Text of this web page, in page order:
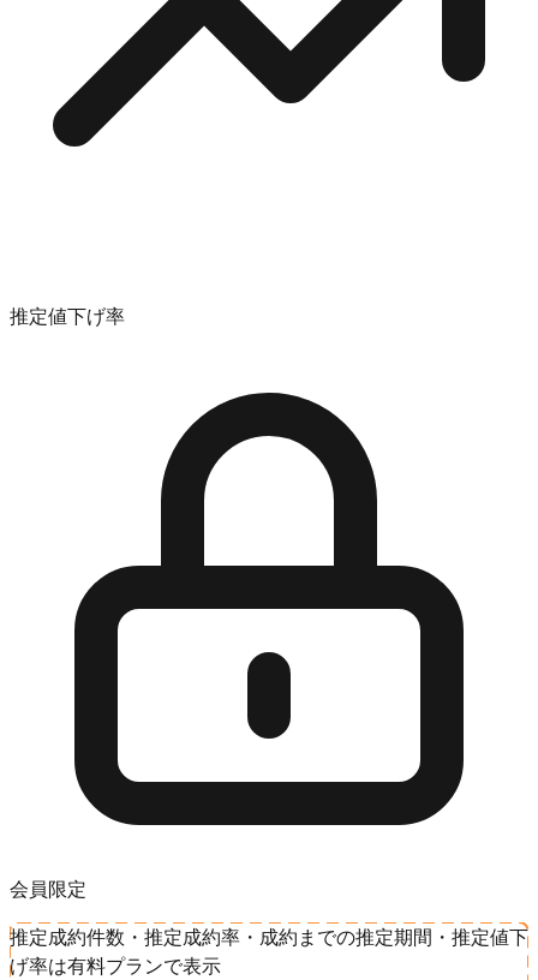
推定値下げ率
会員限定
推定成約件数・推定成約率・成約までの推定期間・推定値下
げ率は有料プランで表示